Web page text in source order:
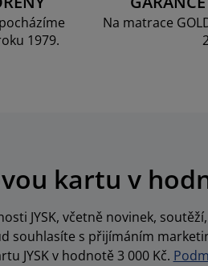
1979.
Na matrace
kartu v
JYSK, včetně novinek,
souhlasíte s přijímáním
JYSK v hodnotě 3 000 Kč.